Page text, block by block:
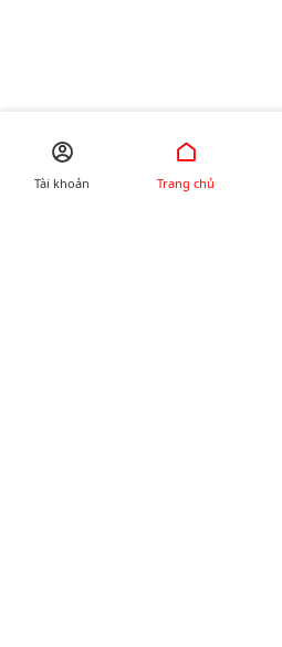
Tài khoản Trang chủ